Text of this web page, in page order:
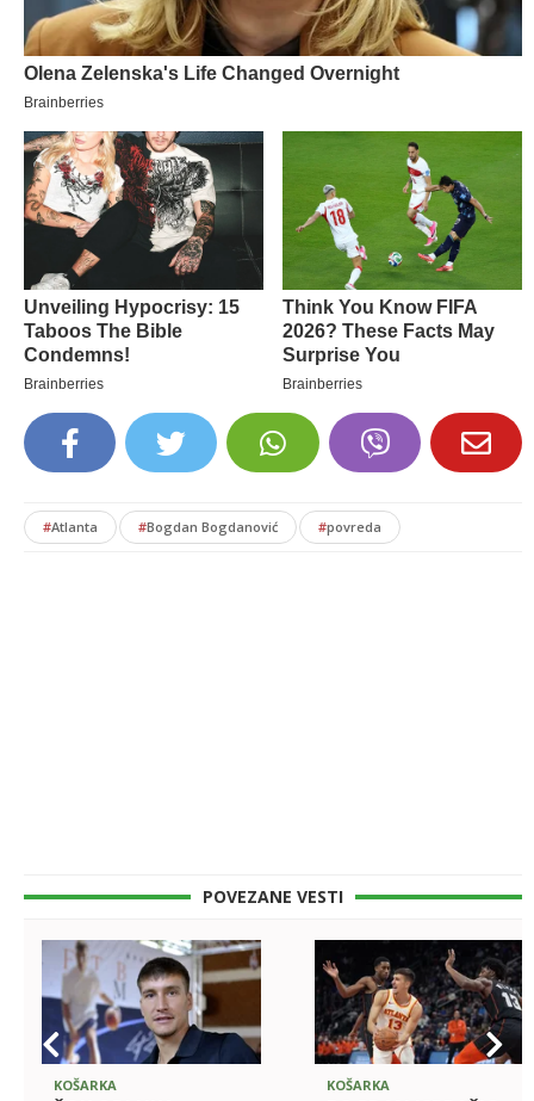
#Atlanta #Bogdan Bogdanović #povreda
POVEZANE VESTI
KOŠARKA KOŠARKA